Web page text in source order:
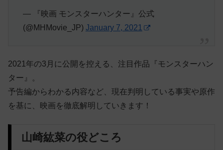
— 『映画 モンスターハンター』公式
(@MHMovie_JP) January 7, 2021
2021年の3月に公開を控える、注目作品『モンスターハン
ター』。
予告編からわかる内容など、現在判明している事実や原作
を基に、映画を徹底解明していきます！
山崎紘菜の役どころ